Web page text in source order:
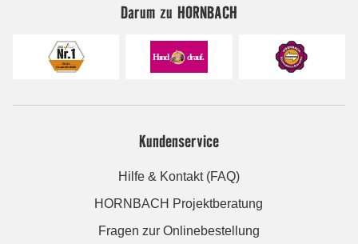
Darum zu HORNBACH
Kundenservice
Hilfe & Kontakt (FAQ)
HORNBACH Projektberatung
Fragen zur Onlinebestellung